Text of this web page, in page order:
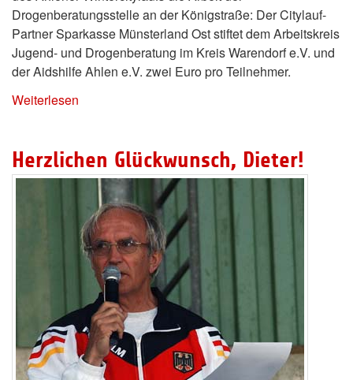
Drogenberatungsstelle an der Königstraße: Der Citylauf-
Partner Sparkasse Münsterland Ost stiftet dem Arbeitskreis
Jugend- und Drogenberatung im Kreis Warendorf e.V. und
der Aidshilfe Ahlen e.V. zwei Euro pro Teilnehmer.
Weiterlesen
Herzlichen Glückwunsch, Dieter!